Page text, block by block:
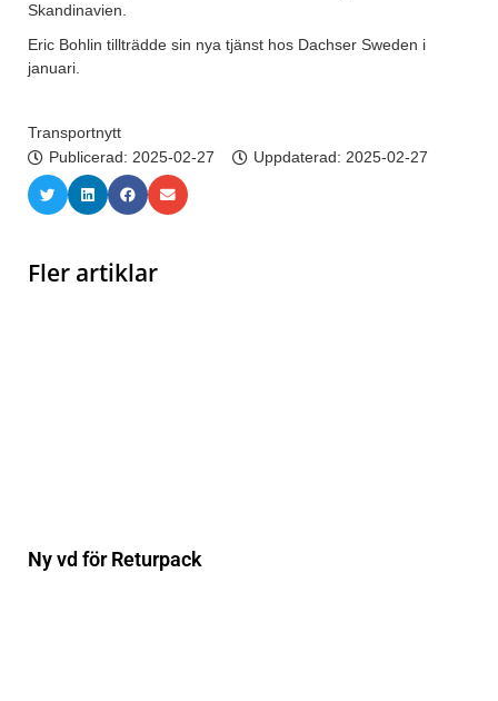
Skandinavien.
Eric Bohlin tillträdde sin nya tjänst hos Dachser Sweden i
januari.
Transportnytt
Publicerad: 2025-02-27 Uppdaterad: 2025-02-27
Fler artiklar
Ny vd för Returpack